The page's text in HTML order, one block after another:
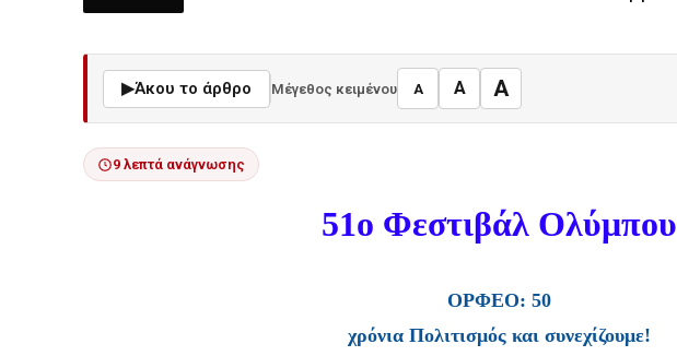
▶Άκου το άρθρο Μέγεθος κειμένου A A A
9 λεπτά ανάγνωσης
51ο Φεστιβάλ Ολύμπου
ΟΡΦΕΟ: 50
χρόνια Πολιτισμός και συνεχίζουμε!